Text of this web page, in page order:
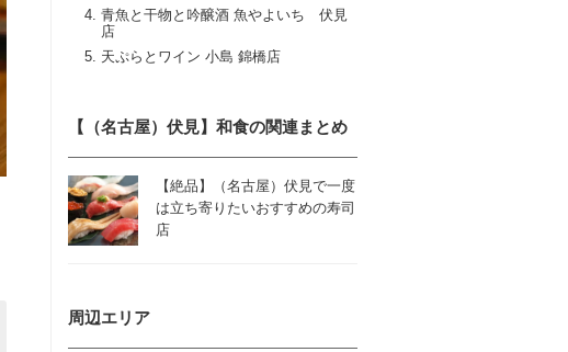
青魚と干物と吟醸酒 魚やよいち 伏見
店
天ぷらとワイン 小島 錦橋店
【（名古屋）伏見】和食の関連まとめ
【絶品】（名古屋）伏見で一度
は立ち寄りたいおすすめの寿司
店
周辺エリア